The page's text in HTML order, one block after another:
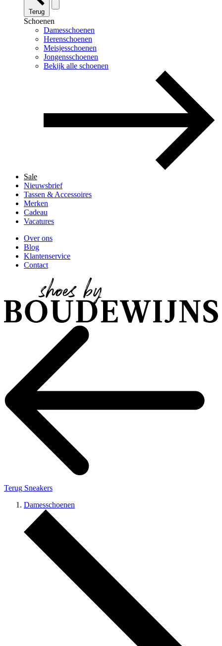
Terug
Schoenen
Damesschoenen
Herenschoenen
Meisjesschoenen
Jongensschoenen
Bekijk alle schoenen
Sale
Nieuwsbrief
Tassen & Accessoires
Merken
Cadeau
Vacatures
Over ons
Blog
Klantenservice
Contact
Terug Sneakers
Damesschoenen